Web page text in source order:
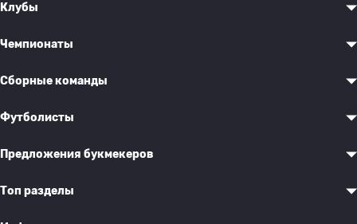
Клубы
Чемпионаты
Сборные команды
Футболисты
Предложения букмекеров
Топ разделы